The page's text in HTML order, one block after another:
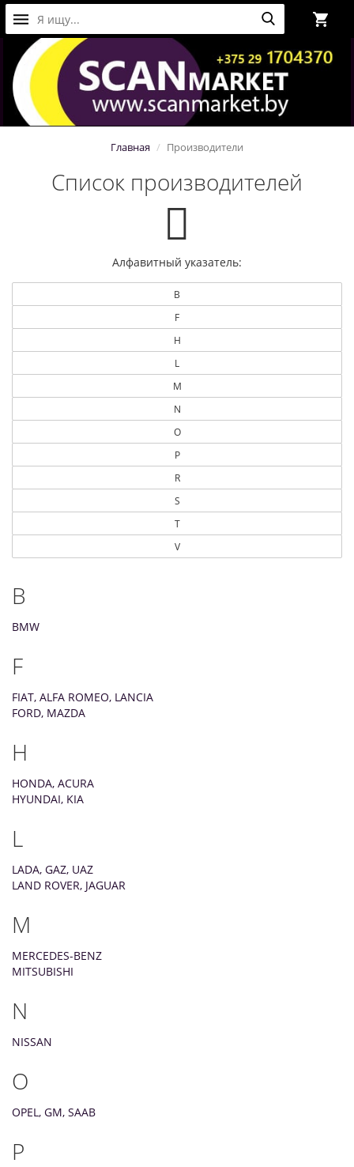
Главная Производители
Список производителей
Алфавитный указатель:
B
F
H
L
M
N
O
P
R
S
T
V
B
BMW
F
FIAT, ALFA ROMEO, LANCIA
FORD, MAZDA
H
HONDA, ACURA
HYUNDAI, KIA
L
LADA, GAZ, UAZ
LAND ROVER, JAGUAR
M
MERCEDES-BENZ
MITSUBISHI
N
NISSAN
O
OPEL, GM, SAAB
P